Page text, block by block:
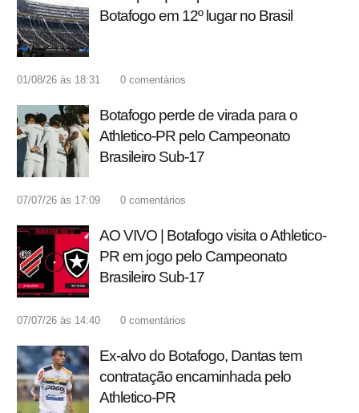
Botafogo em 12º lugar no Brasil
01/08/26 às 18:31 0 comentários
Botafogo perde de virada para o
Athletico-PR pelo Campeonato
Brasileiro Sub-17
07/07/26 às 17:09 0 comentários
AO VIVO | Botafogo visita o Athletico-
PR em jogo pelo Campeonato
Brasileiro Sub-17
07/07/26 às 14:40 0 comentários
Ex-alvo do Botafogo, Dantas tem
contratação encaminhada pelo
Athletico-PR